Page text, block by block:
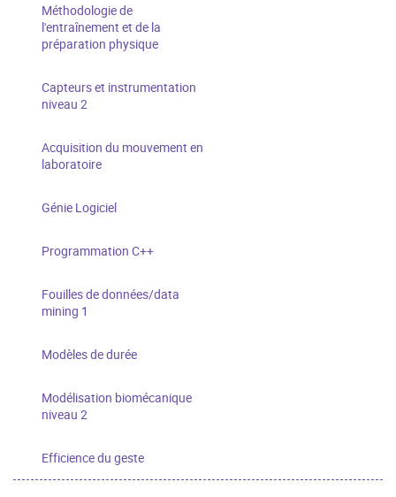
Méthodologie de
l'entraînement et de la
préparation physique
Capteurs et instrumentation
niveau 2
Acquisition du mouvement en
laboratoire
Génie Logiciel
Programmation C++
Fouilles de données/data
mining 1
Modèles de durée
Modélisation biomécanique
niveau 2
Efficience du geste